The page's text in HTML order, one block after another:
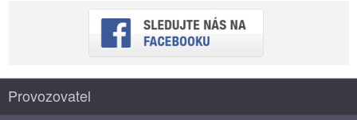
Provozovatel